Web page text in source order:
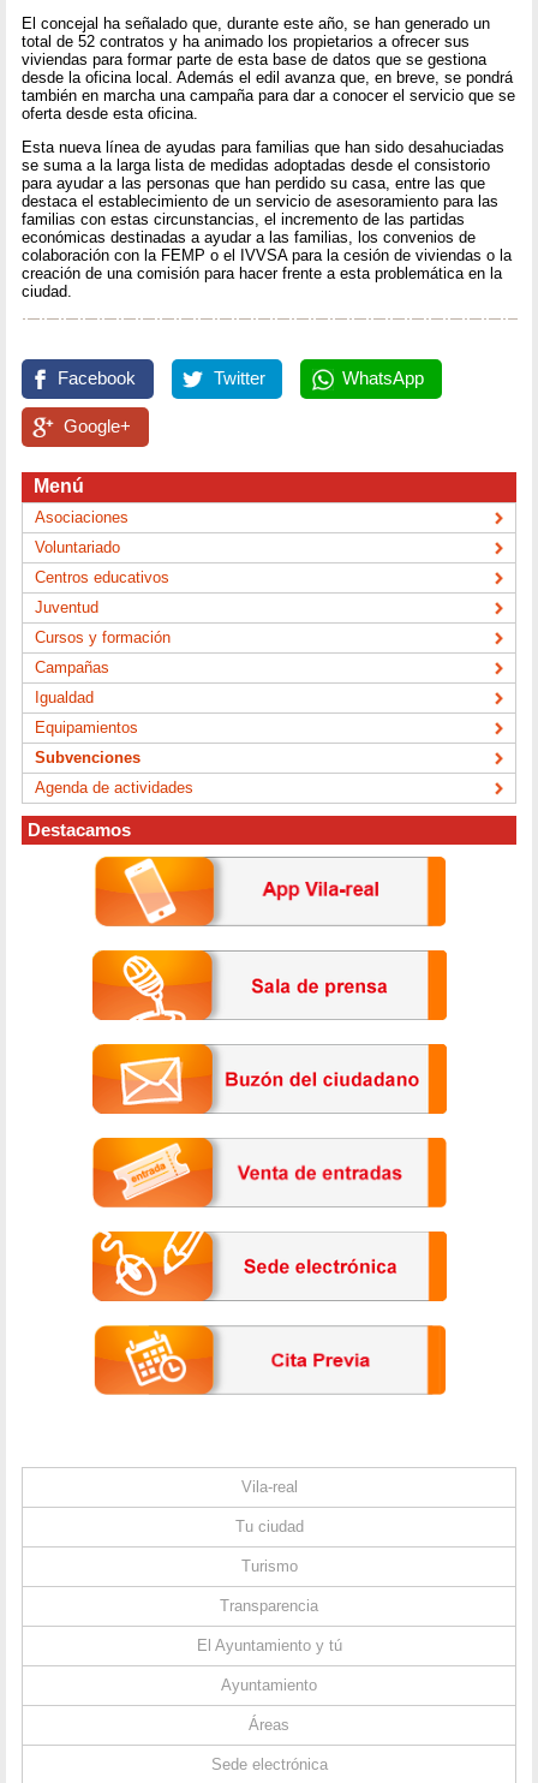
El concejal ha señalado que, durante este año, se han generado un
total de 52 contratos y ha animado los propietarios a ofrecer sus
viviendas para formar parte de esta base de datos que se gestiona
desde la oficina local. Además el edil avanza que, en breve, se pondrá
también en marcha una campaña para dar a conocer el servicio que se
oferta desde esta oficina.
Esta nueva línea de ayudas para familias que han sido desahuciadas
se suma a la larga lista de medidas adoptadas desde el consistorio
para ayudar a las personas que han perdido su casa, entre las que
destaca el establecimiento de un servicio de asesoramiento para las
familias con estas circunstancias, el incremento de las partidas
económicas destinadas a ayudar a las familias, los convenios de
colaboración con la FEMP o el IVVSA para la cesión de viviendas o la
creación de una comisión para hacer frente a esta problemática en la
ciudad.
Facebook Twitter WhatsApp
Google+
Menú
Asociaciones
Voluntariado
Centros educativos
Juventud
Cursos y formación
Campañas
Igualdad
Equipamientos
Subvenciones
Agenda de actividades
Destacamos
Vila-real
Tu ciudad
Turismo
Transparencia
El Ayuntamiento y tú
Ayuntamiento
Áreas
Sede electrónica